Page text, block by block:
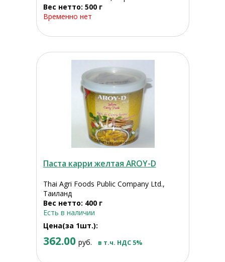
Вес нетто: 500 г
Временно нет
Паста карри желтая AROY-D
Thai Agri Foods Public Company Ltd.,
Таиланд
Вес нетто: 400 г
Есть в наличии
Цена(за 1шт.):
362.00 руб. в т.ч. НДС 5%